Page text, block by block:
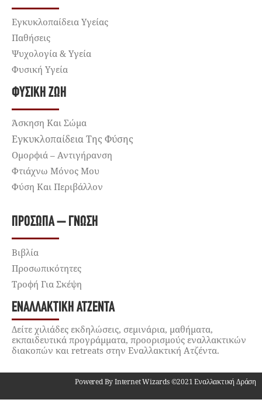
Εγκυκλοπαίδεια Υγείας
Παθήσεις
Ψυχολογία & Υγεία
Φυσική Υγεία
ΦΥΣΙΚΉ ΖΩΉ
Άσκηση Και Σώμα
Εγκυκλοπαίδεια Της Φύσης
Ομορφιά – Αντιγήρανση
Φτιάχνω Μόνος Μου
Φύση Και Περιβάλλον
ΠΡΌΣΩΠΑ – ΓΝΏΣΗ
Βιβλία
Προσωπικότητες
Τροφή Για Σκέψη
ΕΝΑΛΛΑΚΤΙΚΉ ΑΤΖΈΝΤΑ
Δείτε χιλιάδες εκδηλώσεις, σεμινάρια, μαθήματα,
εκπαιδευτικά προγράμματα, προορισμούς εναλλακτικών
διακοπών και retreats στην Εναλλακτική Ατζέντα.
Powered By Internet Wizards ©2021 Εναλλακτική Δράση